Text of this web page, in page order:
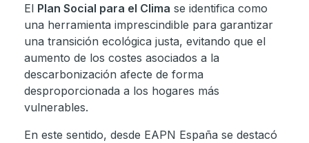
El Plan Social para el Clima se identifica como
una herramienta imprescindible para garantizar
una transición ecológica justa, evitando que el
aumento de los costes asociados a la
descarbonización afecte de forma
desproporcionada a los hogares más
vulnerables.
En este sentido, desde EAPN España se destacó